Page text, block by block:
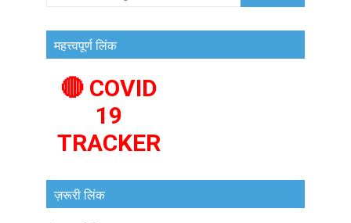
महत्त्वपूर्ण लिंक
🔴 COVID
19
TRACKER
ज़रूरी लिंक